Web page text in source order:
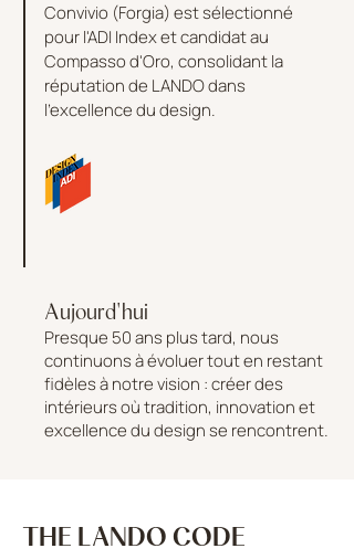
Convivio (Forgia) est sélectionné
pour l'ADI Index et candidat au
Compasso d'Oro, consolidant la
réputation de LANDO dans
l'excellence du design.
Aujourd'hui
Presque 50 ans plus tard, nous
continuons à évoluer tout en restant
fidèles à notre vision : créer des
intérieurs où tradition, innovation et
excellence du design se rencontrent.
THE LANDO CODE